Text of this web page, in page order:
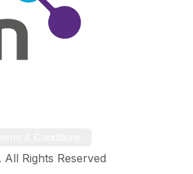
Rights Reserved